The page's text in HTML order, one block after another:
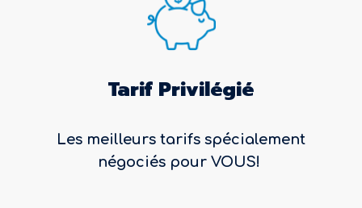
Tarif Privilégié
Les meilleurs tarifs spécialement
négociés pour VOUS!